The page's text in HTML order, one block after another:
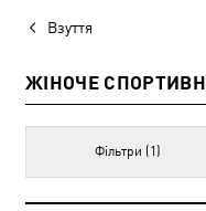
Взуття
ЖІНОЧЕ
Фільтри (1)